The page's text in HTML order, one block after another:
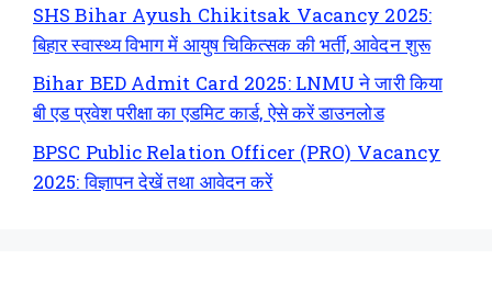
SHS Bihar Ayush Chikitsak Vacancy 2025:
बिहार स्वास्थ्य विभाग में आयुष चिकित्सक की भर्ती, आवेदन शुरू
Bihar BED Admit Card 2025: LNMU ने जारी किया
बी एड प्रवेश परीक्षा का एडमिट कार्ड, ऐसे करें डाउनलोड
BPSC Public Relation Officer (PRO) Vacancy
2025: विज्ञापन देखें तथा आवेदन करें